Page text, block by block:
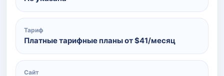
Тариф
Платные тарифные планы от $41/месяц
Сайт